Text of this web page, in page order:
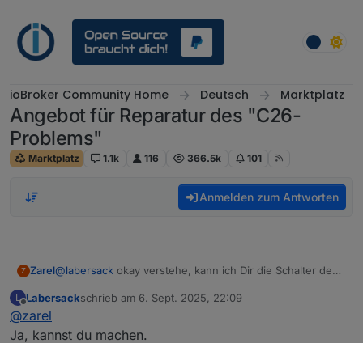
ioBroker Community Home Deutsch Marktplatz
Angebot für Reparatur des "C26-
Problems"
Marktplatz 1.1k 116 366.5k 101
Anmelden zum Antworten
Z Zarel@labersack okay verstehe, kann ich Dir die Schalter denn
L
Offline
Labersackschrieb am 6. Sept. 2025, 22:09
zuletzt editiert von
@zarel
Ja, kannst du machen.